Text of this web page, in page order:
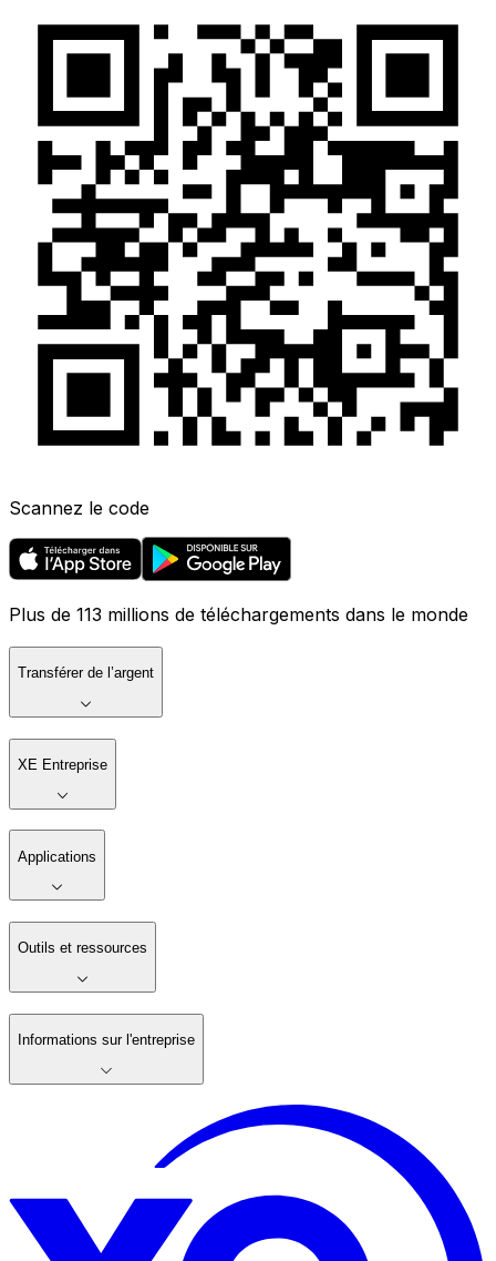
Scannez le code
Plus de 113 millions de téléchargements dans le monde
Transférer de l’argent
XE Entreprise
Applications
Outils et ressources
Informations sur l'entreprise